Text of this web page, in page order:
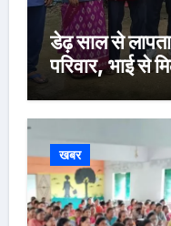
डेढ़ साल से
परिवार, भाई
खबर